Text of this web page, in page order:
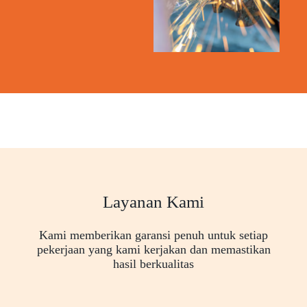
Layanan Kami
Kami memberikan garansi penuh untuk setiap
pekerjaan yang kami kerjakan dan memastikan
hasil berkualitas